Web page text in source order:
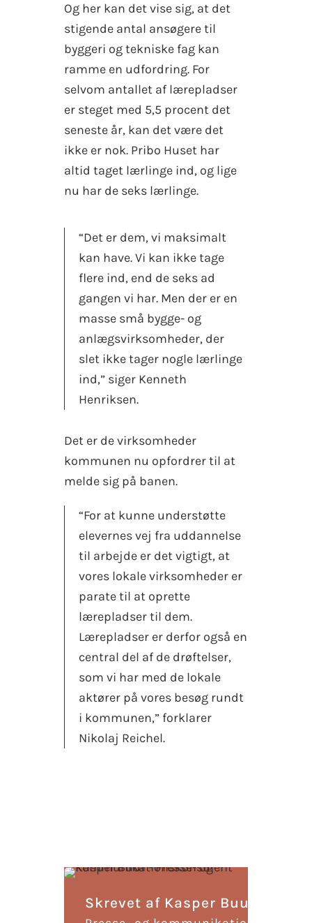
Og her kan det vise sig, at det
stigende antal ansøgere til
byggeri og tekniske fag kan
ramme en udfordring. For
selvom antallet af lærepladser
er steget med 5,5 procent det
seneste år, kan det være det
ikke er nok. Pribo Huset har
altid taget lærlinge ind, og lige
nu har de seks lærlinge.
“Det er dem, vi maksimalt
kan have. Vi kan ikke tage
flere ind, end de seks ad
gangen vi har. Men der er en
masse små bygge- og
anlægsvirksomheder, der
slet ikke tager nogle lærlinge
ind,” siger Kenneth
Henriksen.
Det er de virksomheder
kommunen nu opfordrer til at
melde sig på banen.
“For at kunne understøtte
elevernes vej fra uddannelse
til arbejde er det vigtigt, at
vores lokale virksomheder er
parate til at oprette
lærepladser til dem.
Lærepladser er derfor også en
central del af de drøftelser,
som vi har med de lokale
aktører på vores besøg rundt
i kommunen,” forklarer
Nikolaj Reichel.
Skrevet af Kasper Buur